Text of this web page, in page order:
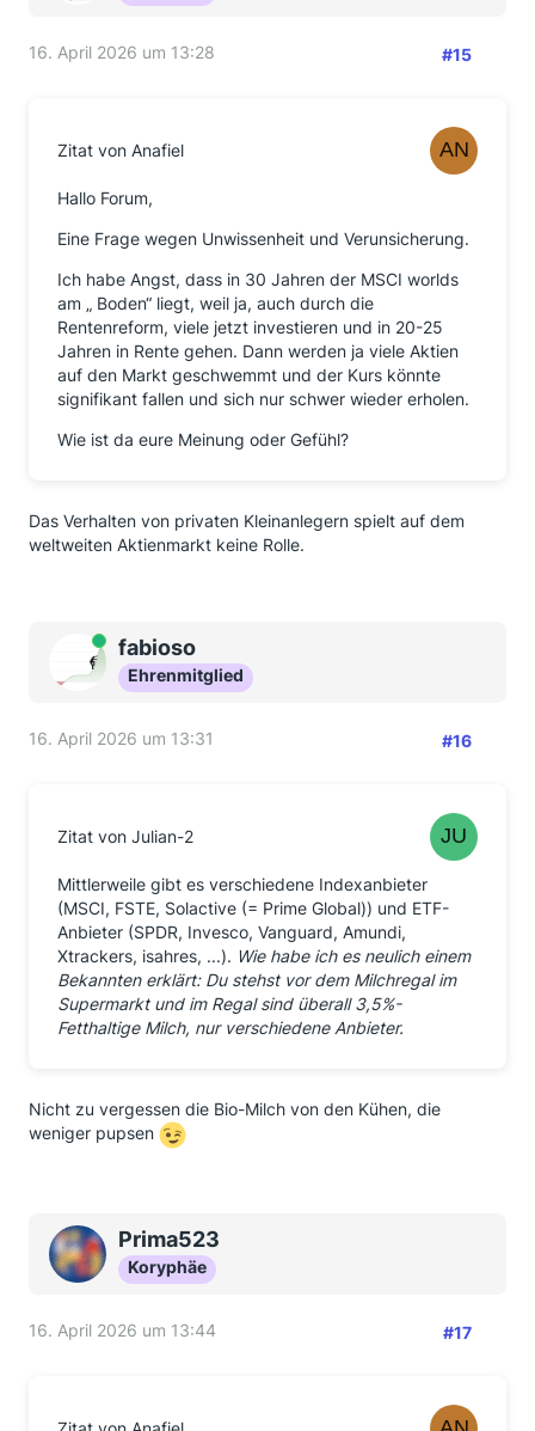
16. April 2026 um 13:28 #15
Zitat von Anafiel
Hallo Forum,
Eine Frage wegen Unwissenheit und Verunsicherung.
Ich habe Angst, dass in 30 Jahren der MSCI worlds
am „ Boden“ liegt, weil ja, auch durch die
Rentenreform, viele jetzt investieren und in 20-25
Jahren in Rente gehen. Dann werden ja viele Aktien
auf den Markt geschwemmt und der Kurs könnte
signifikant fallen und sich nur schwer wieder erholen.
Wie ist da eure Meinung oder Gefühl?
Das Verhalten von privaten Kleinanlegern spielt auf dem
weltweiten Aktienmarkt keine Rolle.
Onlinefabioso
Ehrenmitglied
16. April 2026 um 13:31 #16
Zitat von Julian-2
Mittlerweile gibt es verschiedene Indexanbieter
(MSCI, FSTE, Solactive (= Prime Global)) und ETF-
Anbieter (SPDR, Invesco, Vanguard, Amundi,
Xtrackers, isahres, ...). Wie habe ich es neulich einem
Bekannten erklärt: Du stehst vor dem Milchregal im
Supermarkt und im Regal sind überall 3,5%-
Fetthaltige Milch, nur verschiedene Anbieter.
Nicht zu vergessen die Bio-Milch von den Kühen, die
weniger pupsen
Prima523
Koryphäe
16. April 2026 um 13:44 #17